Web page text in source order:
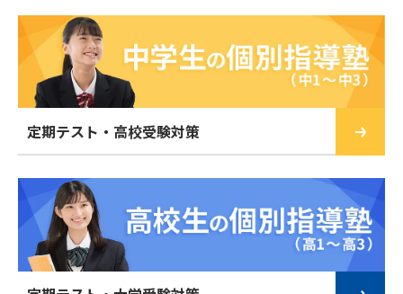
定期テスト・高校受験対策